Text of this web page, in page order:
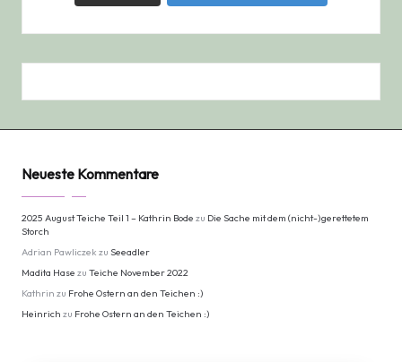
Neueste Kommentare
2025 August Teiche Teil 1 – Kathrin Bode zu Die Sache mit dem (nicht-)gerettetem
Storch
Adrian Pawliczek zu Seeadler
Madita Hase zu Teiche November 2022
Kathrin zu Frohe Ostern an den Teichen :)
Heinrich zu Frohe Ostern an den Teichen :)